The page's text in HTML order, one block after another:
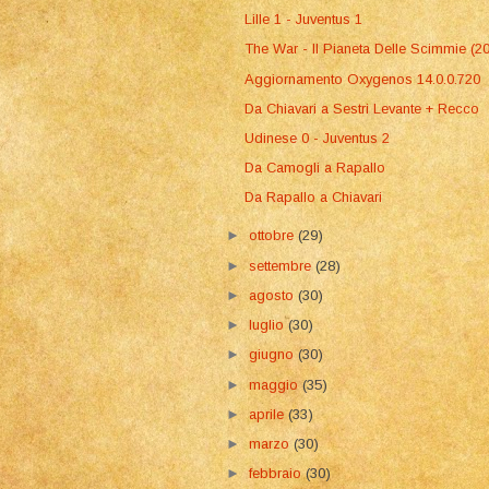
Lille 1 - Juventus 1
The War - Il Pianeta Delle Scimmie
Aggiornamento Oxygenos 14.0.0.720
Da Chiavari a Sestri Levante + Recco
Udinese 0 - Juventus 2
Da Camogli a Rapallo
Da Rapallo a Chiavari
►ottobre(29)
►settembre(28)
►agosto(30)
►luglio(30)
►giugno(30)
►maggio(35)
►aprile(33)
►marzo(30)
►febbraio(30)